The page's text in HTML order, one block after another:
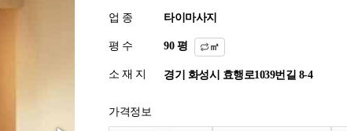
업 종 타이마사지
평 수 평 ㎡
소 재 지 경기 화성시 효행로1039번길 8-4
가격정보